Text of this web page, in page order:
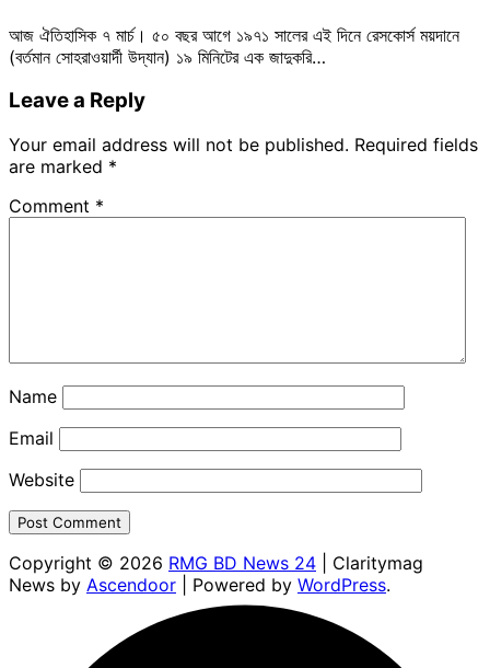
আজ ঐতিহাসিক ৭ মার্চ। ৫০ বছর আগে ১৯৭১ সালের এই দিনে রেসকোর্স ময়দানে
(বর্তমান সোহরাওয়ার্দী উদ্যান) ১৯ মিনিটের এক জাদুকরি…
Leave a Reply
Your email address will not be published. Required fields
are marked *
Comment *
Name
Email
Website
Copyright © 2026 RMG BD News 24 | Claritymag
News by Ascendoor | Powered by WordPress.